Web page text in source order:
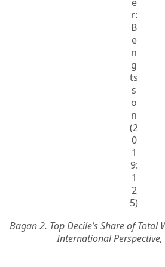
r:
B
e
n
g
ts
s
o
n
(2
0
1
9:
1
2
5)
Bagan 2. Top Decile’s Share of Total
International